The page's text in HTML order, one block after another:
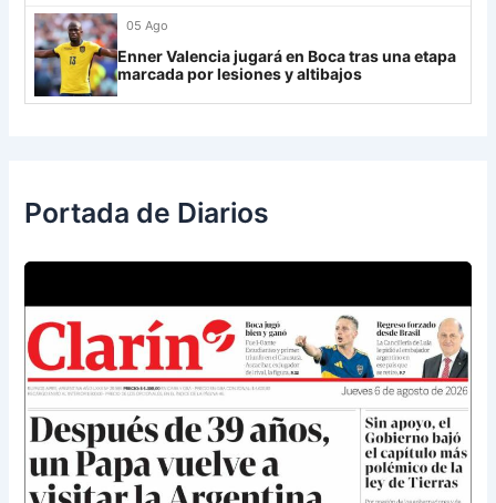
05 Ago
Enner Valencia jugará en Boca tras una etapa
marcada por lesiones y altibajos
Portada de Diarios